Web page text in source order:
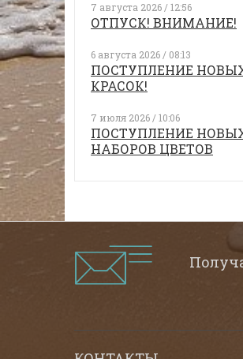
7 августа 2026 / 12:56
ОТПУСК! ВНИМАНИЕ!
6 августа 2026 / 08:13
ПОСТУПЛЕНИЕ
КРАСОК!
7 июля 2026 / 10:06
ПОСТУПЛЕНИЕ
НАБОРОВ ЦВЕТОВ